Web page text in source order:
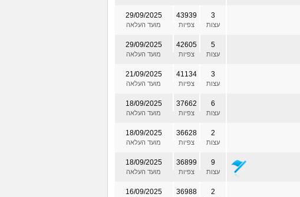
29/09/2025
מועד העלאה
43939
צפיות
3
עצות
29/09/2025
מועד העלאה
42605
צפיות
5
עצות
21/09/2025
מועד העלאה
41134
צפיות
3
עצות
18/09/2025
מועד העלאה
37662
צפיות
6
עצות
18/09/2025
מועד העלאה
36628
צפיות
2
עצות
18/09/2025
מועד העלאה
36899
צפיות
9
עצות
16/09/2025 36988 2